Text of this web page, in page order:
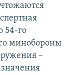
54-го
минобороны
–